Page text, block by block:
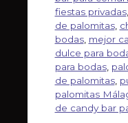
fiestas privadas,
de palomitas,
bodas, mejor
dulce para
para bodas,
de palomitas,
palomitas
de candy bar